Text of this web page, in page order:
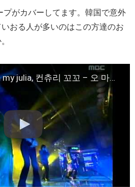
プがカバーしてます。韓国で意外
おる人が多いのはこの方達のお
Country Kkokko – Oh my julia, 컨츄리 꼬꼬 – 오 마이 줄리아, Music Camp 20001111